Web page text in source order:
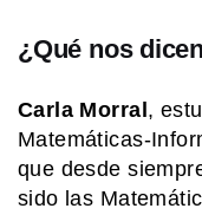
¿Qué nos
Carla Morral ,
Matemáticas-
que desde
sido las